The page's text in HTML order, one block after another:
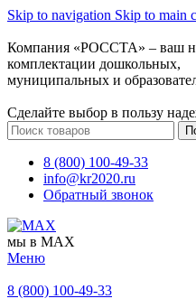
Skip to navigation Skip to main
Компания «РОССТА» – ваш
комплектации дошкольных,
муниципальных и
Сделайте выбор в пользу
8 (800) 100-49-33
info@kr2020.ru
Обратный звонок
мы в MAX
Меню
8 (800) 100-49-33